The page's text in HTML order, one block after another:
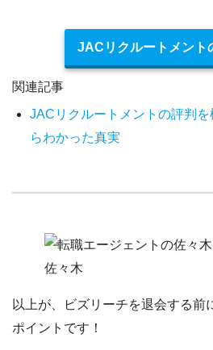
JACリクルートメント
関連記事
JACリクルートメントの評判
らわかった真実
佐々木
以上が、ビズリーチを退会する前
ポイントです！